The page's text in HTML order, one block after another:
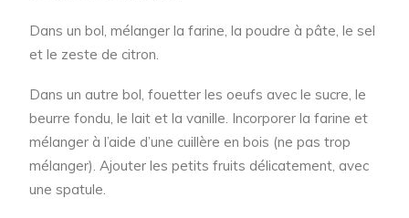
Dans un bol, mélanger la farine, la poudre à pâte, le sel
et le zeste de citron.
Dans un autre bol, fouetter les oeufs avec le sucre, le
beurre fondu, le lait et la vanille. Incorporer la farine et
mélanger à l’aide d’une cuillère en bois (ne pas trop
mélanger). Ajouter les petits fruits délicatement, avec
une spatule.